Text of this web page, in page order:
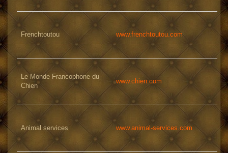
Frenchtoutou www.frenchtoutou.com
Le Monde Francophone du
Chien
www.chien.com
Animal services www.animal-services.com